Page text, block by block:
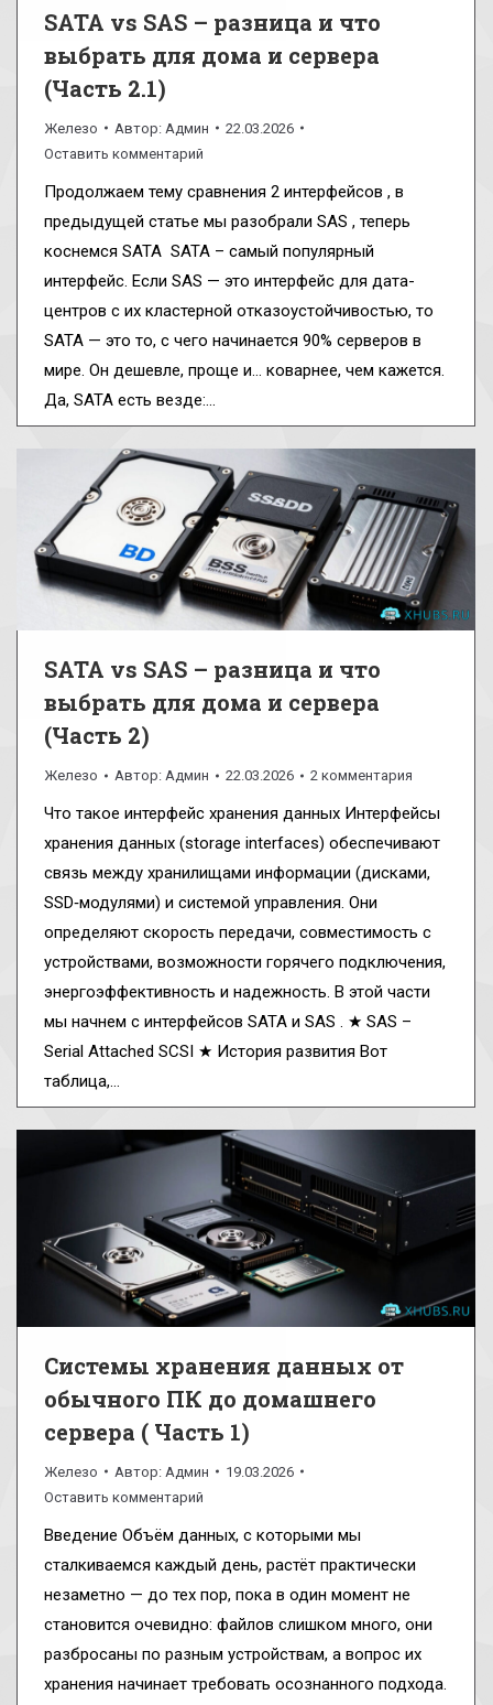
SATA vs SAS – разница и что
выбрать для дома и сервера
(Часть 2.1)
Железо Автор: Админ
22.03.2026
Оставить комментарий
Продолжаем тему сравнения 2 интерфейсов , в
предыдущей статье мы разобрали SAS , теперь
коснемся SATA SATA – самый популярный
интерфейс. Если SAS — это интерфейс для дата-
центров с их кластерной отказоустойчивостью, то
SATA — это то, с чего начинается 90% серверов в
мире. Он дешевле, проще и… коварнее, чем кажется.
Да, SATA есть везде:…
SATA vs SAS – разница и что
выбрать для дома и сервера
(Часть 2)
Железо Автор: Админ 22.03.2026 2 комментария
Что такое интерфейс хранения данных Интерфейсы
хранения данных (storage interfaces) обеспечивают
связь между хранилищами информации (дисками,
SSD‑модулями) и системой управления. Они
определяют скорость передачи, совместимость с
устройствами, возможности горячего подключения,
энергоэффективность и надежность. В этой части
мы начнем с интерфейсов SATA и SAS . ★ SAS –
Serial Attached SCSI ★ История развития Вот
таблица,…
Системы хранения данных от
обычного ПК до домашнего
сервера ( Часть 1)
Железо Автор: Админ
19.03.2026
Оставить комментарий
Введение Объём данных, с которыми мы
сталкиваемся каждый день, растёт практически
незаметно — до тех пор, пока в один момент не
становится очевидно: файлов слишком много, они
разбросаны по разным устройствам, а вопрос их
хранения начинает требовать осознанного подхода.